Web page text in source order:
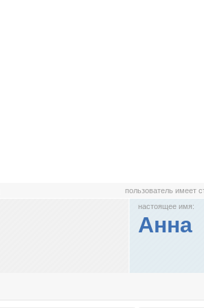
пользователь имеет
настоящее имя:
Анна